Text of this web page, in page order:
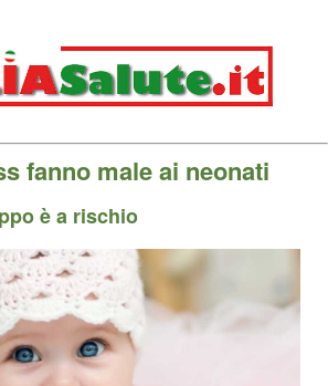
fanno male ai neonati
è a rischio